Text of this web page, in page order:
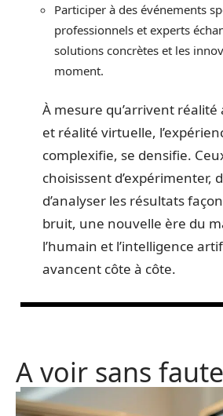
Participer à des événements
professionnels et experts
solutions concrètes et les
moment.
À mesure qu’arrivent
et réalité virtuelle,
complexifie, se densifie.
choisissent d’expérimenter,
d’analyser les résultats
bruit, une nouvelle ère du
l’humain et l’intelligence
avancent côte à côte.
A voir sans faute